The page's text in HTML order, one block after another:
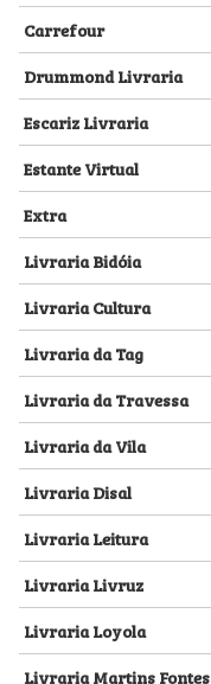
Carrefour
Drummond Livraria
Escariz Livraria
Estante Virtual
Extra
Livraria Bidóia
Livraria Cultura
Livraria da Tag
Livraria da Travessa
Livraria da Vila
Livraria Disal
Livraria Leitura
Livraria Livruz
Livraria Loyola
Livraria Martins Fontes